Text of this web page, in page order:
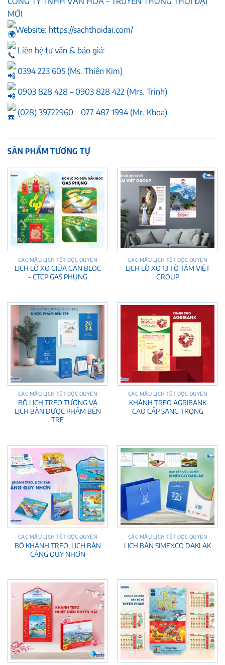
MỚI
Website: https://sachthoidai.com/
Liên hệ tư vấn & báo giá:
0394 223 605 (Ms. Thiên Kim)
0903 828 428 – 0903 828 422 (Mrs. Trinh)
(028) 39722960 – 077 487 1994 (Mr. Khoa)
SẢN PHẨM TƯƠNG TỰ
CÁC MẪU LỊCH TẾT ĐỘC QUYỀN
LỊCH LÒ XO GIỮA GẮN BLOC
– CTCP GAS PHỤNG
CÁC MẪU LỊCH TẾT ĐỘC QUYỀN
LỊCH LÒ XO 13 TỜ TÂM VIỆT
GROUP
CÁC MẪU LỊCH TẾT ĐỘC QUYỀN
BỘ LỊCH TREO TƯỜNG VÀ
LỊCH BÀN DƯỢC PHẨM BẾN
TRE
CÁC MẪU LỊCH TẾT ĐỘC QUYỀN
KHÁNH TREO AGRIBANK
CAO CẤP SANG TRỌNG
CÁC MẪU LỊCH TẾT ĐỘC QUYỀN
BỘ KHÁNH TREO, LỊCH BÀN
CẢNG QUY NHƠN
CÁC MẪU LỊCH TẾT ĐỘC QUYỀN
LỊCH BÀN SIMEXCO DAKLAK